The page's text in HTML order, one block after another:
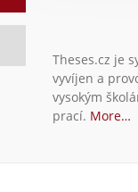
Theses.cz je
vyvíjen a
vysokým
prací. More…